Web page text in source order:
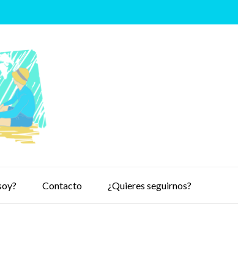
Contacto ¿Quieres seguirnos?